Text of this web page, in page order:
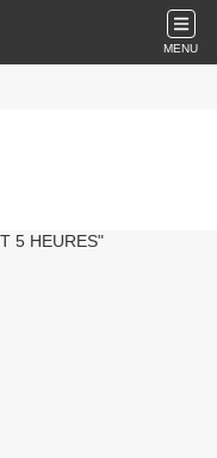
MENU